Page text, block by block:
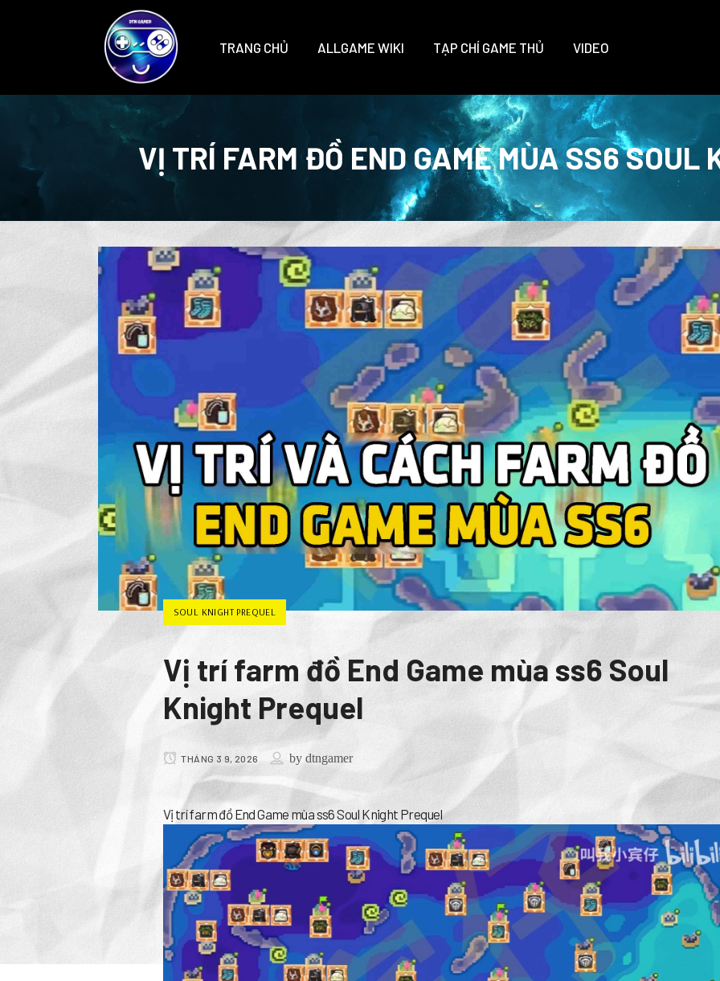
TRANG CHỦ ALLGAME WIKI TẠP CHÍ GAME THỦ VIDEO
VỊ TRÍ FARM ĐỒ END GAME MÙA SS6 SOUL
SOUL KNIGHT PREQUEL
Vị trí farm đồ End Game mùa ss6 Soul
Knight Prequel
THÁNG 3 9, 2026 bydtngamer
Vị trí farm đồ End Game mùa ss6 Soul Knight Prequel